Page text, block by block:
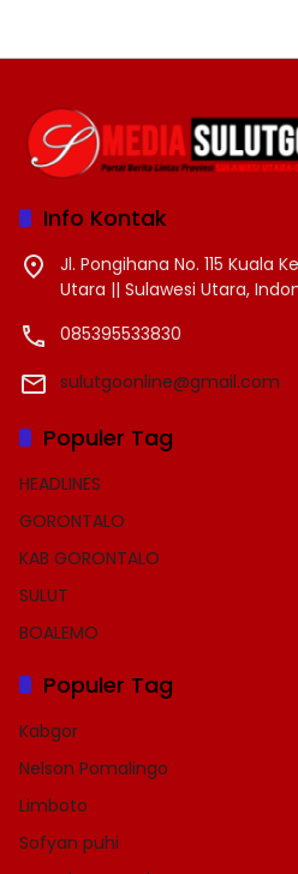
Info Kontak
Jl. Pongihana No. 115 Kuala
Utara || Sulawesi Utara,
085395533830
sulutgoonline@gmail.com
Populer Tag
HEADLINES
GORONTALO
KAB GORONTALO
SULUT
BOALEMO
Populer Tag
Kabgor
Nelson Pomalingo
Limboto
Sofyan puhi